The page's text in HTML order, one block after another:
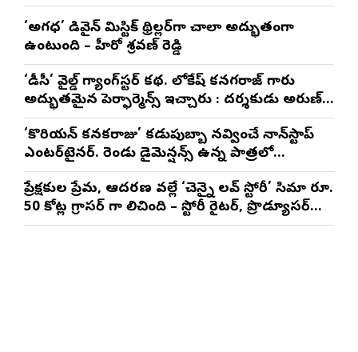
‘అగధ’ డివైన్ మిస్టిక్ థ్రిల్లర్‌గా చాలా అద్భుతంగా
ఉంటుంది – హీరో శ్రవణ్ రెడ్డి
‘డీసీ’ వైల్డ్ గ్యాంగ్‌స్టర్ కథ. లోకేష్ కనగరాజ్ గారు
అద్భుతమైన పెర్ఫార్మెన్స్ ఇచ్చారు : దర్శకుడు అరుణ్
మాథేశ్వరన్
‘కొరియన్ కనకరాజు’ కడుపుబ్బా నవ్వించే నాన్‌స్టాప్
ఎంటర్‌టైనర్. రెండు డైమెన్షన్స్ ఉన్న పాత్రలో
నటించడం చాలా సంతృప్తినిచ్చింది : వరుణ్ తేజ్
ప్రేక్షకుల ప్రేమ, ఆదరణ వల్లే ‘చెన్నై లవ్ స్టోరీ’ సినిమా రూ.
50 కోట్ల గ్రాసర్ గా నిలిచింది – స్టోరీ రైటర్, ప్రొడ్యూసర్
సాయి రాజేష్